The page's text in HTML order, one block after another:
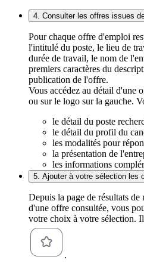
4. Consulter les offres issues
Pour chaque offre d'emploi
l'intitulé du poste, le lieu de
durée de travail, le nom de
premiers caractères du
publication de l'offre.
Vous accédez au détail d'une
ou sur le logo sur la gauche.
le détail du poste
le détail du profil du
les modalités pour
la présentation de
les informations
5. Ajouter à votre sélection les
Depuis la page de résultats
d'une offre consultée, vous
votre choix à votre sélection.
.